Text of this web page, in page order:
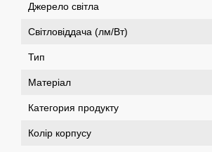
Джерело світла
Світловіддача (лм/Вт)
Тип
Матеріал
Категория продукту
Колір корпусу